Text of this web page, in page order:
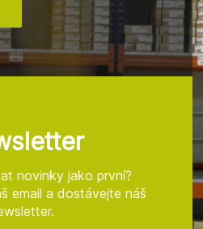
novinky jako první?
email a dostávejte náš